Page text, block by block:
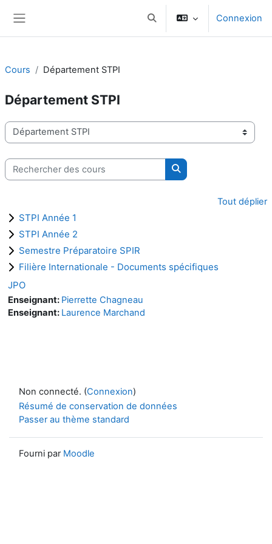
Activer/désactiver la saisie
Connexion
Cours Département STPI
Département STPI
Catégories de cours
Rechercher des cours
Rechercher des cours
Tout déplier
STPI Année 1
STPI Année 2
Semestre Préparatoire SPIR
Filière Internationale - Documents spécifiques
JPO
Enseignant: Pierrette Chagneau
Enseignant: Laurence Marchand
Non connecté. (Connexion)
Résumé de conservation de données
Passer au thème standard
Fourni par Moodle